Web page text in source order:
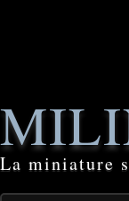
La miniature